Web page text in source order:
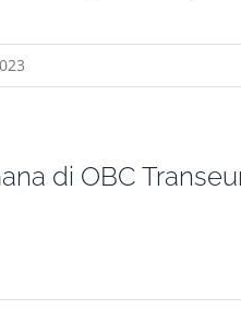
di OBC